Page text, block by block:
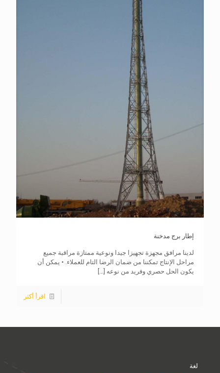
إطار برج مدخنة
لدينا مرافق مجهزة تجهيزا جيدا ونوعية ممتازة مراقبة جميع
مراحل الإنتاج تمكننا من ضمان الرضا التام للعملاء. • يمكن أن
يكون الحل حصري وفريد ​​من نوعه [...]
اقرأ أكثر
لغة